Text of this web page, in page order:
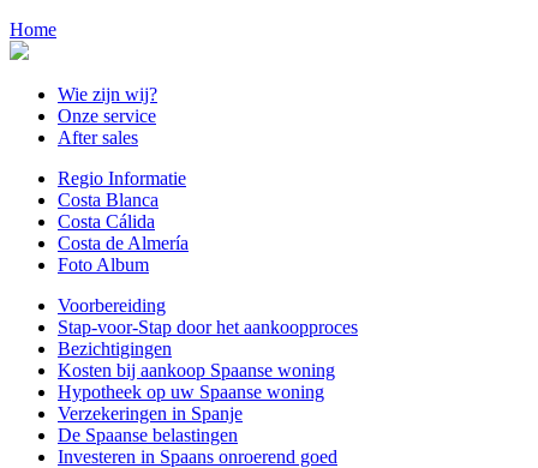
Home
Wie zijn wij?
Onze service
After sales
Regio Informatie
Costa Blanca
Costa Cálida
Costa de Almería
Foto Album
Voorbereiding
Stap-voor-Stap door het aankoopproces
Bezichtigingen
Kosten bij aankoop Spaanse woning
Hypotheek op uw Spaanse woning
Verzekeringen in Spanje
De Spaanse belastingen
Investeren in Spaans onroerend goed